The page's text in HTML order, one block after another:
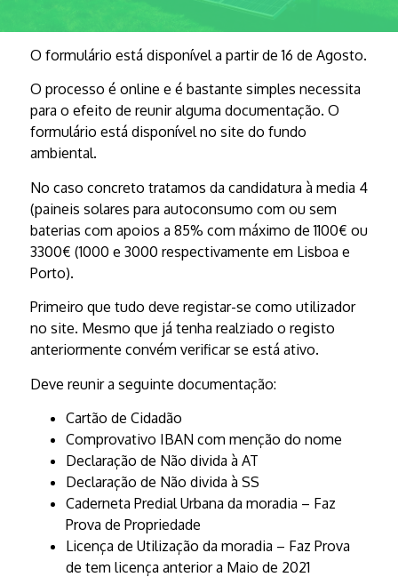
O formulário está disponível a partir de 16 de Agosto.
O processo é online e é bastante simples necessita
para o efeito de reunir alguma documentação. O
formulário está disponível no site do fundo
ambiental.
No caso concreto tratamos da candidatura à media 4
(paineis solares para autoconsumo com ou sem
baterias com apoios a 85% com máximo de 1100€ ou
3300€ (1000 e 3000 respectivamente em Lisboa e
Porto).
Primeiro que tudo deve registar-se como utilizador
no site. Mesmo que já tenha realziado o registo
anteriormente convém verificar se está ativo.
Deve reunir a seguinte documentação:
Cartão de Cidadão
Comprovativo IBAN com menção do nome
Declaração de Não divida à AT
Declaração de Não divida à SS
Caderneta Predial Urbana da moradia – Faz
Prova de Propriedade
Licença de Utilização da moradia – Faz Prova
de tem licença anterior a Maio de 2021